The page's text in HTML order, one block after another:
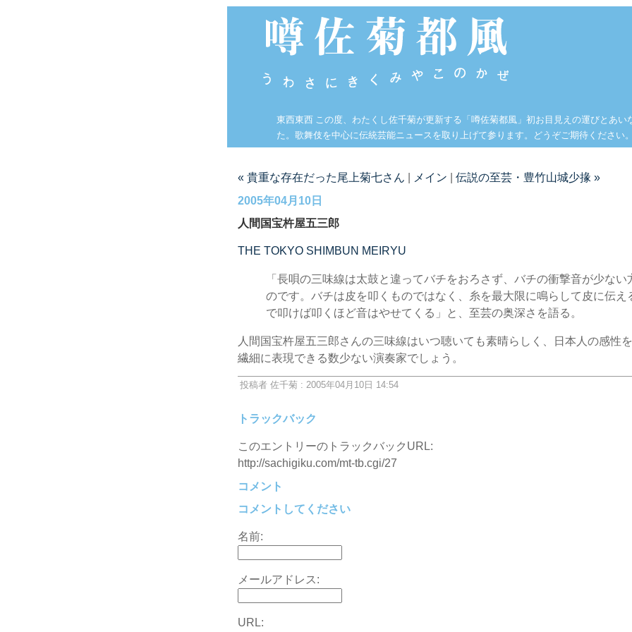
東西東西 この度、わたくし佐千菊が更新する「噂佐菊都風」初お目見えの運びとあい
た。歌舞伎を中心に伝統芸能ニュースを取り上げて参ります。どうぞご期待ください。
« 貴重な存在だった尾上菊七さん メイン
伝説の至芸・豊竹山城少掾 »
2005年04月10日
人間国宝杵屋五三郎
THE TOKYO SHIMBUN MEIRYU
「長唄の三味線は太鼓と違ってバチをおろさず、バチの衝撃音が少ない
のです。バチは皮を叩くものではなく、糸を最大限に鳴らして皮に伝え
で叩けば叩くほど音はやせてくる」と、至芸の奥深さを語る。
人間国宝杵屋五三郎さんの三味線はいつ聴いても素晴らしく、日本人の感性
繊細に表現できる数少ない演奏家でしょう。
投稿者 佐千菊 : 2005年04月10日 14:54
トラックバック
このエントリーのトラックバックURL:
http://sachigiku.com/mt-tb.cgi/27
コメント
コメントしてください
名前:
メールアドレス:
URL: